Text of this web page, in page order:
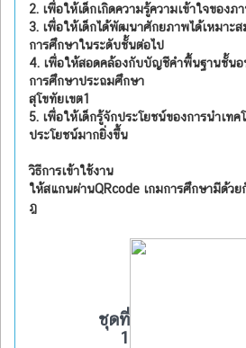
2. เพื่อให้เด็กเกิดความรู้ความเข้าใจของ
3. เพื่อให้เด็กได้พัฒนาศักยภาพได้เหมาะ
การศึกษาในระดับชั้นต่อไป
4. เพื่อให้สอดคล้องกับบัญชีคำพื้นฐานชั้น
การศึกษาประถมศึกษา
สุโขทัยเขต1
5. เพื่อให้เด็กรู้จักประโยชน์ของการนำเทค
ประโยชน์มากยิ่งขึ้น
วิธีการเข้าใช้งาน
ให้สแกนผ่านQRcode เกมการศึกษามีด้ว
ฎ
ชุดที่
1